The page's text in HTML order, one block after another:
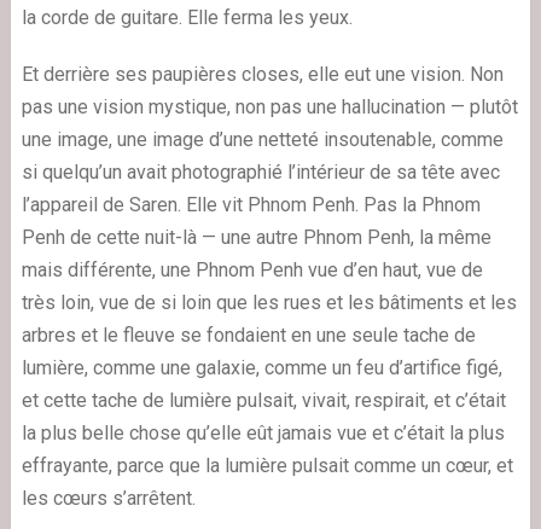
la corde de guitare. Elle ferma les yeux.
Et derrière ses paupières closes, elle eut une vision. Non
pas une vision mystique, non pas une hallucination — plutôt
une image, une image d’une netteté insoutenable, comme
si quelqu’un avait photographié l’intérieur de sa tête avec
l’appareil de Saren. Elle vit Phnom Penh. Pas la Phnom
Penh de cette nuit-là — une autre Phnom Penh, la même
mais différente, une Phnom Penh vue d’en haut, vue de
très loin, vue de si loin que les rues et les bâtiments et les
arbres et le fleuve se fondaient en une seule tache de
lumière, comme une galaxie, comme un feu d’artifice figé,
et cette tache de lumière pulsait, vivait, respirait, et c’était
la plus belle chose qu’elle eût jamais vue et c’était la plus
effrayante, parce que la lumière pulsait comme un cœur, et
les cœurs s’arrêtent.